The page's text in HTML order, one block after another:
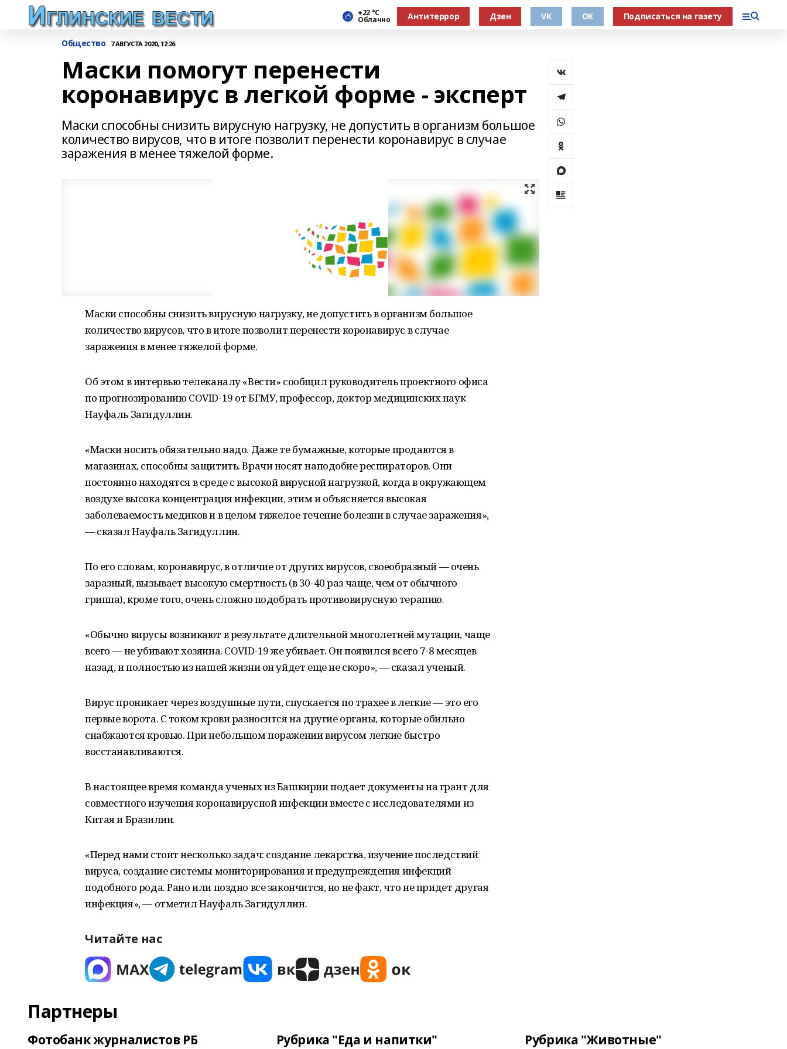
+22 °С
Облачно Антитеррор Дзен VK OK Подписаться на газету
Общество 7 АВГУСТА 2020, 12:26
Маски помогут перенести
коронавирус в легкой форме - эксперт
Маски способны снизить вирусную нагрузку, не допустить в организм большое
количество вирусов, что в итоге позволит перенести коронавирус в случае
заражения в менее тяжелой форме.
Маски способны снизить вирусную нагрузку, не допустить в организм большое
количество вирусов, что в итоге позволит перенести коронавирус в случае
заражения в менее тяжелой форме.
Об этом в интервью телеканалу «Вести» сообщил руководитель проектного офиса
по прогнозированию COVID-19 от БГМУ, профессор, доктор медицинских наук
Науфаль Загидуллин.
«Маски носить обязательно надо. Даже те бумажные, которые продаются в
магазинах, способны защитить. Врачи носят наподобие респираторов. Они
постоянно находятся в среде с высокой вирусной нагрузкой, когда в окружающем
воздухе высока концентрация инфекции, этим и объясняется высокая
заболеваемость медиков и в целом тяжелое течение болезни в случае заражения»,
— сказал Науфаль Загидуллин.
По его словам, коронавирус, в отличие от других вирусов, своеобразный — очень
заразный, вызывает высокую смертность (в 30-40 раз чаще, чем от обычного
гриппа), кроме того, очень сложно подобрать противовирусную терапию.
«Обычно вирусы возникают в результате длительной многолетней мутации, чаще
всего — не убивают хозяина. COVID-19 же убивает. Он появился всего 7-8 месяцев
назад, и полностью из нашей жизни он уйдет еще не скоро», — сказал ученый.
Вирус проникает через воздушные пути, спускается по трахее в легкие — это его
первые ворота. С током крови разносится на другие органы, которые обильно
снабжаются кровью. При небольшом поражении вирусом легкие быстро
восстанавливаются.
В настоящее время команда ученых из Башкирии подает документы на грант для
совместного изучения коронавирусной инфекции вместе с исследователями из
Китая и Бразилии.
«Перед нами стоит несколько задач: создание лекарства, изучение последствий
вируса, создание системы мониторирования и предупреждения инфекций
подобного рода. Рано или поздно все закончится, но не факт, что не придет другая
инфекция», — отметил Науфаль Загидуллин.
Читайте нас
Партнеры
Фотобанк журналистов РБ Рубрика "Еда и напитки" Рубрика "Животные"